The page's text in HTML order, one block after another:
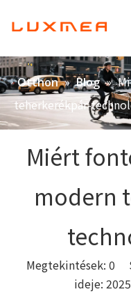
Otthon
Vállalat
Cargobike
Hasznosság
Blog
Otthon » Blog »
teherkerékpár-
Miért
modern
Megtekintések: 0
ideje: